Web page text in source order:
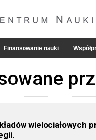
Finansowanie nauki